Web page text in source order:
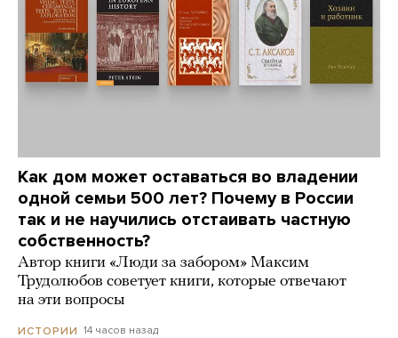
Как дом может оставаться во владении
одной семьи 500 лет? Почему в России
так и не научились отстаивать частную
собственность?
Автор книги «Люди за забором» Максим
Трудолюбов советует книги, которые отвечают
на эти вопросы
ИСТОРИИ 14 часов назад